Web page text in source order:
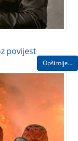
povijest
Opširnije...